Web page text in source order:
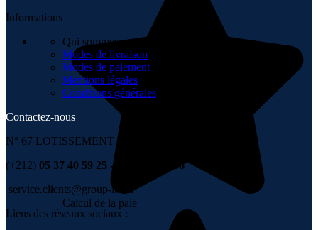
Calcul de la paie
Informations
Qui sommes-nous
Modes de livraison
Modes de paiement
Mentions légales
Conditions générales
Contactez-nous
N° 67 LOTISSEMENT 6 NOVEMBRE , TÉMARA
(+212) 05 37 40 59 25 - 06 67 99 00 36
service.clients@group-it.ma
Liens des réseaux sociaux :